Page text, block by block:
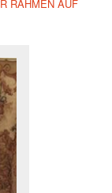
RAHMEN AUF